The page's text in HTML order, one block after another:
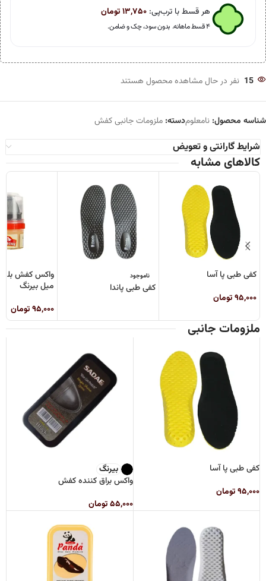
هر قسط با ترب‌پی: ۱۳,۷۵۰تومان
۴ قسط ماهانه. بدون سود، چک و ضامن.
15 نفر در حال مشاهده محصول هستند
شناسه محصول: نامعلومدسته: ملزومات جانبی کفش
شرایط گارانتی و تعویض
کالاهای مشابه
کفی طبی پا آسا
۹۵,۰۰۰تومان
ناموجود
کفی طبی پاندا
میل بیرنگ
۹۵,۰۰۰تومان
ملزومات جانبی
کفی طبی پا آسا
۹۵,۰۰۰تومان
بیرنگ
واکس براق کننده کفش
۵۵,۰۰۰ تومان